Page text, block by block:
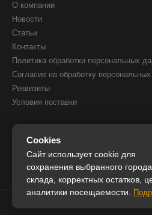
О компании
Новости
Статьи
Контакты
Политика обработки персональных
Согласие на обработку
Реквизиты
Условия поставки
КОНТАКТЫ
8(800) 505 51 05
8(391) 205 00 05
info@iceglobal.ru
© 2026 IceGlobal. Все права защищены.
Cookies
Сайт использует cookie для
сохранения выбранного города,
склада, корректных остатков,
аналитики посещаемости.